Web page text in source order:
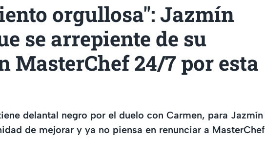
orgullosa": Jazmín
se arrepiente de su
MasterChef 24/7 por esta
delantal negro por el duelo con Carmen, para Jazmín
de mejorar y ya no piensa en renunciar a MasterChef